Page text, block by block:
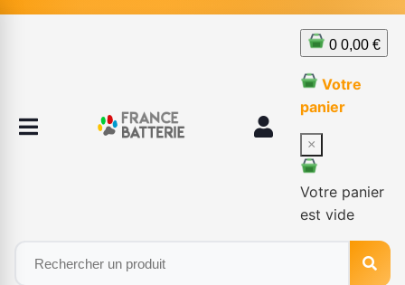
0 0,00 €
Votre
panier
×
Votre panier
est vide